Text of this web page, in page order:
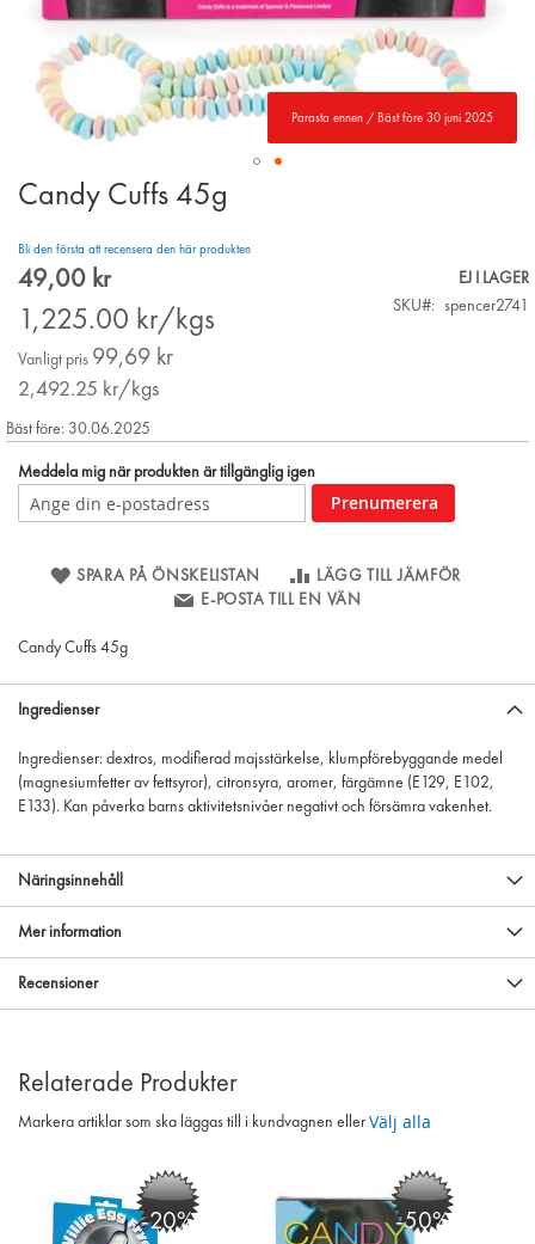
Parasta ennen / Bäst före 30 juni 2025
Skip
of
the
images
gallery
Candy Cuffs 45g
Bli den första att recensera den här produkten
Special
49,00 kr
1,225.00 kr/kgs
Vanligt pris 99,69 kr
2,492.25 kr/kgs
EJ I LAGER
SKU
spencer2741
Bäst före: 30.06.2025
Meddela mig när produkten är tillgänglig igen
Prenumerera
SPARA PÅ ÖNSKELISTAN
LÄGG TILL JÄMFÖR
E-POSTA TILL EN VÄN
Candy Cuffs 45g
Ingredienser
Ingredienser: dextros, modifierad majsstärkelse, klumpförebyggande medel
(magnesiumfetter av fettsyror), citronsyra, aromer, färgämne (E129, E102,
E133). Kan påverka barns aktivitetsnivåer negativt och försämra vakenhet.
Näringsinnehåll
Mer information
Recensioner
Relaterade Produkter
Markera artiklar som ska läggas till i kundvagnen eller Välj alla
-20% -50%